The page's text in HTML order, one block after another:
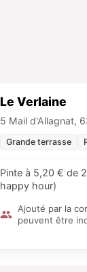
Le Verlaine
5 Mail d'Allagnat,
Grande terrasse
Pinte à 5,20 € de
happy hour)
Ajouté par la
peuvent être